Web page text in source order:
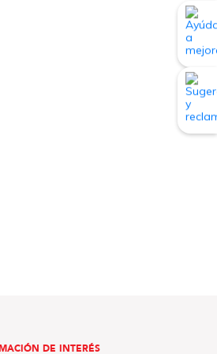
DE INTERÉS